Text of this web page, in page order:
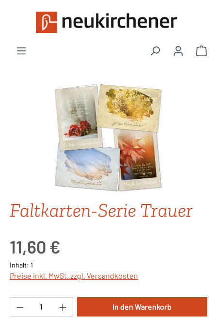
Zum Hauptinhalt springen
Bildergalerie überspringen
Faltkarten-Serie Trauer
11,60 €
Inhalt: 1
Preise inkl. MwSt. zzgl. Versandkosten
Produkt Anzahl: Gib den gewünschten
In den Warenkorb